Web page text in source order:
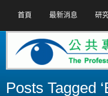
首頁 最新消息 研
Posts Tagged